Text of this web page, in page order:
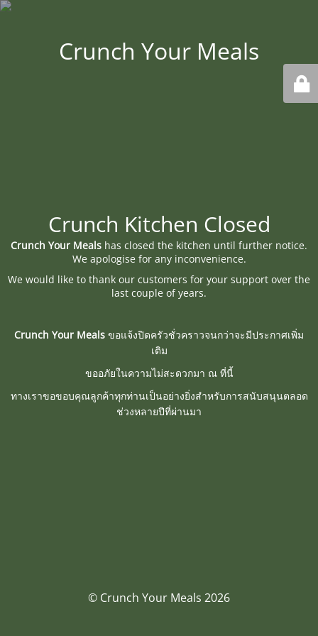
Crunch Your Meals
Crunch Kitchen Closed
Crunch Your Meals has closed the kitchen until further notice.
We apologise for any inconvenience.
We would like to thank our customers for your support over the
last couple of years.
Crunch Your Meals ขอแจ้งปิดครัวชั่วคราวจนกว่าจะมีประกาศเพิ่ม
เติม
ขออภัยในความไม่สะดวกมา ณ ที่นี้
ทางเราขอขอบคุณลูกค้าทุกท่านเป็นอย่างยิ่งสำหรับการสนับสนุนตลอด
ช่วงหลายปีที่ผ่านมา
© Crunch Your Meals 2026